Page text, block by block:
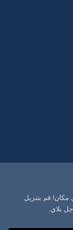
قم بتنزيل
بلاي.